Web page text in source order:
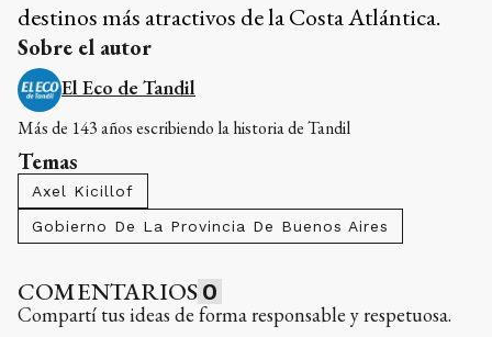
destinos más atractivos de la Costa Atlántica.
Sobre el autor
El Eco de Tandil
Más de 143 años escribiendo la historia de Tandil
Temas
Axel Kicillof
Gobierno De La Provincia De Buenos Aires
COMENTARIOS 0
Compartí tus ideas de forma responsable y respetuosa.